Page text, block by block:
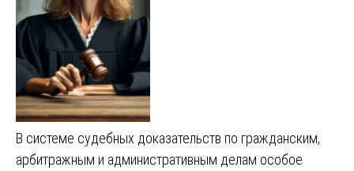
В системе судебных доказательств по гражданским,
арбитражным и административным делам особое